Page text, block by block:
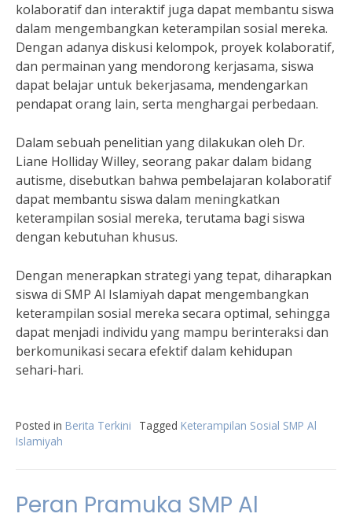
kolaboratif dan interaktif juga dapat membantu siswa
dalam mengembangkan keterampilan sosial mereka.
Dengan adanya diskusi kelompok, proyek kolaboratif,
dan permainan yang mendorong kerjasama, siswa
dapat belajar untuk bekerjasama, mendengarkan
pendapat orang lain, serta menghargai perbedaan.
Dalam sebuah penelitian yang dilakukan oleh Dr.
Liane Holliday Willey, seorang pakar dalam bidang
autisme, disebutkan bahwa pembelajaran kolaboratif
dapat membantu siswa dalam meningkatkan
keterampilan sosial mereka, terutama bagi siswa
dengan kebutuhan khusus.
Dengan menerapkan strategi yang tepat, diharapkan
siswa di SMP Al Islamiyah dapat mengembangkan
keterampilan sosial mereka secara optimal, sehingga
dapat menjadi individu yang mampu berinteraksi dan
berkomunikasi secara efektif dalam kehidupan
sehari-hari.
Posted in Berita Terkini Tagged Keterampilan Sosial SMP Al
Islamiyah
Peran Pramuka SMP Al